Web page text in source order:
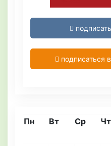
подписаться
Пн Вт Ср Чт